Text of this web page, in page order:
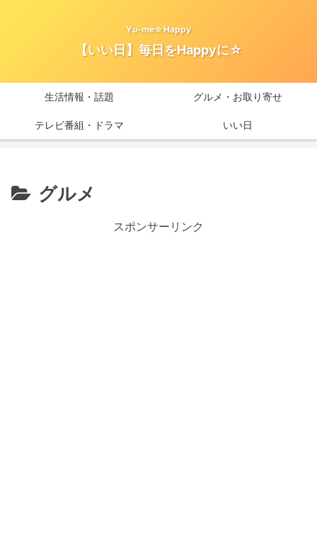
Yu-me☆Happy
【いい日】毎日をHappyに☆
生活情報・話題 グルメ・お取り寄せ
テレビ番組・ドラマ いい日
グルメ
スポンサーリンク